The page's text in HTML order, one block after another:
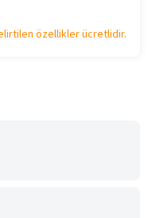
özellikler ücretlidir.